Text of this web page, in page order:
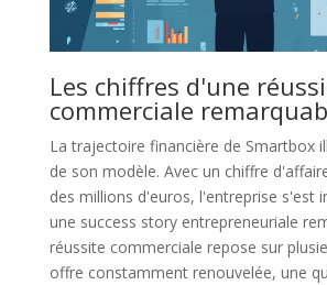
Les chiffres d'une
commerciale
La trajectoire financière de Smartbox
de son modèle. Avec un chiffre
des millions d'euros, l'entreprise s'est
une success story entrepreneuriale
réussite commerciale repose sur
offre constamment renouvelée, une